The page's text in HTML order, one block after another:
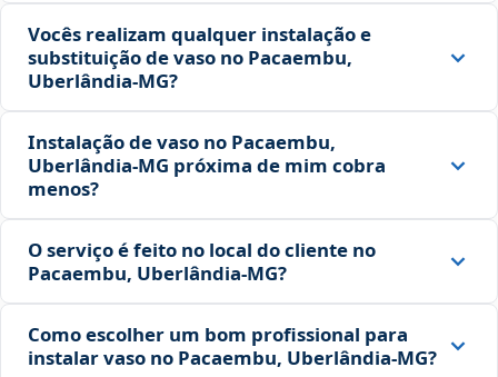
Vocês realizam qualquer instalação e
substituição de vaso no Pacaembu,
Uberlândia‑MG?
Instalação de vaso no Pacaembu,
Uberlândia‑MG próxima de mim cobra
menos?
O serviço é feito no local do cliente no
Pacaembu, Uberlândia‑MG?
Como escolher um bom profissional para
instalar vaso no Pacaembu, Uberlândia‑MG?